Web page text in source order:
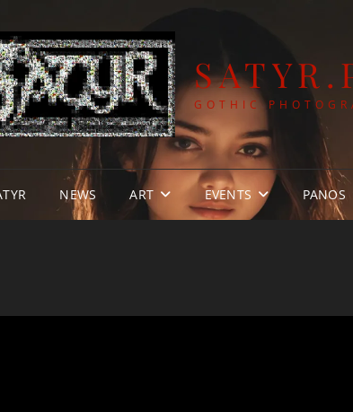
GOTHIC
NEWS ART EVENTS PANOS